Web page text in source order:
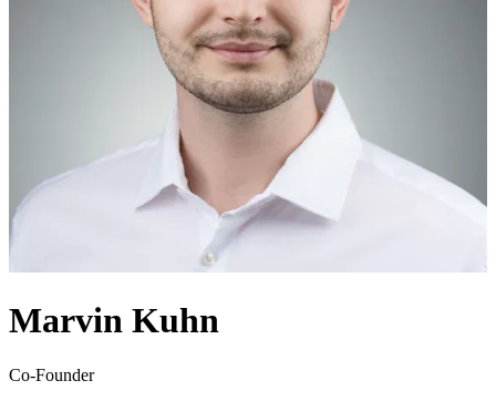
Marvin Kuhn
Co-Founder